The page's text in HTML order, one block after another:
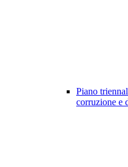
Piano
corruzione e